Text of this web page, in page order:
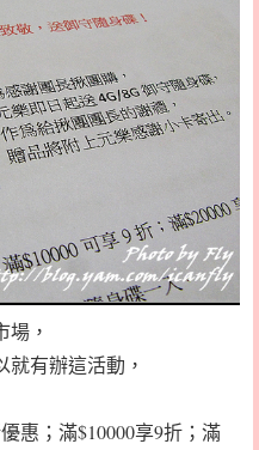
，
有辦這活動，
惠；滿$10000享9折；滿